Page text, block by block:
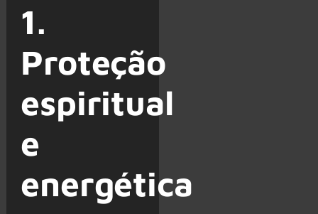
1.
Proteção
espiritual
e
energética